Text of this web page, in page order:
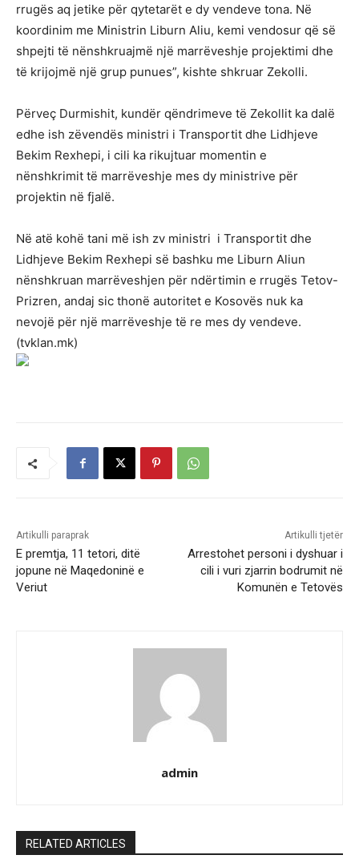
rrugës aq jetike për qytetarët e dy vendeve tona. Në
koordinim me Ministrin Liburn Aliu, kemi vendosur që së
shpejti të nënshkruajmë një marrëveshje projektimi dhe
të krijojmë një grup punues”, kishte shkruar Zekolli.
Përveç Durmishit, kundër qëndrimeve të Zekollit ka dalë
edhe ish zëvendës ministri i Transportit dhe Lidhjeve
Bekim Rexhepi, i cili ka rikujtuar momentin e
nënshkrimit të marrëveshje mes dy ministrive për
projektin në fjalë.
Në atë kohë tani më ish zv ministri i Transportit dhe
Lidhjeve Bekim Rexhepi së bashku me Liburn Aliun
nënshkruan marrëveshjen për ndërtimin e rrugës Tetov-
Prizren, andaj sic thonë autoritet e Kosovës nuk ka
nevojë për një marrëveshje të re mes dy vendeve.
(tvklan.mk)
Artikulli paraprak
E premtja, 11 tetori, ditë
jopune në Maqedoninë e
Veriut
Artikulli tjetër
Arrestohet personi i dyshuar i
cili i vuri zjarrin bodrumit në
Komunën e Tetovës
admin
RELATED ARTICLES